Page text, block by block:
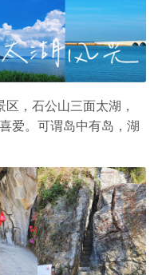
，石公山三面太湖，
爱。可谓岛中有岛，湖